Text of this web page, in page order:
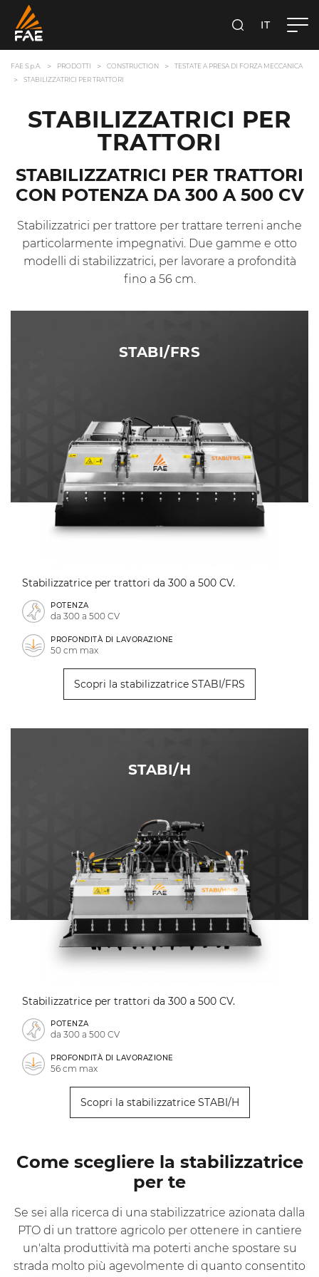
CERCAIT
FAE S.p.A. PRODOTTI CONSTRUCTION
TESTATE A PRESA DI FORZA MECCANICA
STABILIZZATRICI PER TRATTORI
STABILIZZATRICI PER
TRATTORI
STABILIZZATRICI PER TRATTORI
CON POTENZA DA 300 A 500 CV
Stabilizzatrici per trattore per trattare terreni anche
particolarmente impegnativi. Due gamme e otto
modelli di stabilizzatrici, per lavorare a profondità
fino a 56 cm.
STABI/FRS
Stabilizzatrice per trattori da 300 a 500 CV.
POTENZA
da 300 a 500 CV
PROFONDITÀ DI LAVORAZIONE
50 cm max
Scopri la stabilizzatrice STABI/FRS
STABI/H
Stabilizzatrice per trattori da 300 a 500 CV.
POTENZA
da 300 a 500 CV
PROFONDITÀ DI LAVORAZIONE
56 cm max
Scopri la stabilizzatrice STABI/H
Come scegliere la stabilizzatrice
per te
Se sei alla ricerca di una stabilizzatrice azionata dalla
PTO di un trattore agricolo per ottenere in cantiere
un'alta produttività ma poterti anche spostare su
strada molto più agevolmente di quanto consentito